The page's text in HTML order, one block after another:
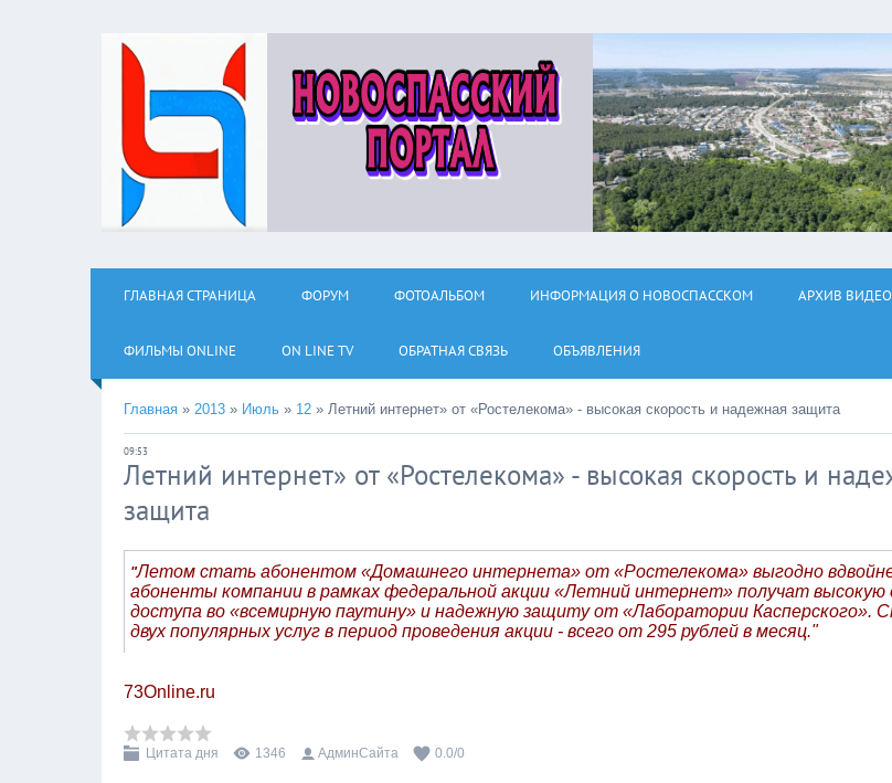
ГЛАВНАЯ СТРАНИЦА ФОРУМ ФОТОАЛЬБОМ ИНФОРМАЦИЯ О НОВОСПАССКОМ АРХИВ
ФИЛЬМЫ ОNLINE ON LINE TV ОБРАТНАЯ СВЯЗЬ ОБЪЯВЛЕНИЯ
Главная » 2013 » Июль » 12 » Летний интернет» от «Ростелекома» - высокая скорость и надежная защита
09:53
Летний интернет» от «Ростелекома» - высокая скорость и
защита
"Летом стать абонентом «Домашнего интернета» от «Ростелекома» выгодно
абоненты компании в рамках федеральной акции «Летний интернет» получат высокую
доступа во «всемирную паутину» и надежную защиту от «Лаборатории Касперского».
двух популярных услуг в период проведения акции - всего от 295 рублей в месяц."
73Online.ru
Цитата дня 1346 АдминСайта 0.0/0